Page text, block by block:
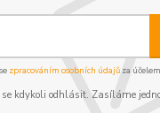
zpracováním osobních údajůza
se kdykoli odhlásit. Zasíláme